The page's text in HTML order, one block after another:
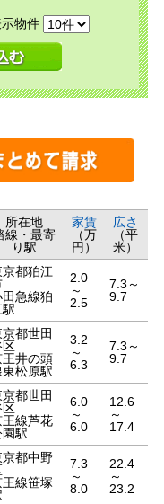
物件
所在地
線・最寄
り駅
家賃
（万
円）
広さ
（平
米）
京都狛江
田急線狛
2.0
～
2.5
7.3～
9.7
都世田
区
王井の頭
東松原駅
3.2
～
6.3
7.3～
9.7
都世田
区
王線芦花
園駅
6.0
～
6.0
12.6
～
17.4
京都中野
王線笹塚
7.3
～
8.0
22.4
～
23.2